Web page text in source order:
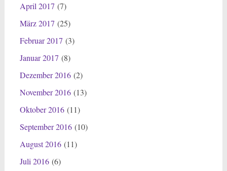
April 2017 (7)
März 2017 (25)
Februar 2017 (3)
Januar 2017 (8)
Dezember 2016(2)
November 2016(13)
Oktober 2016(11)
September 2016(10)
August 2016(11)
Juli 2016(6)